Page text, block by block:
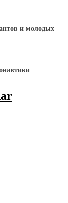
и молодых